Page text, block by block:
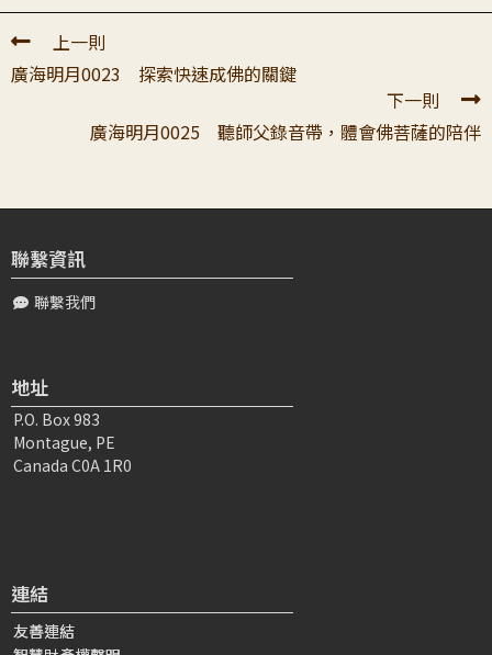
严〇〇2025-09-01 03:31:38
感恩老师明示： 1）我们的心不容易主宰。我们错误以为自
己可以容易为所欲为。 2）我们要认识痛苦是对自己有伤害
練當下轉心 有一條快路、有一條慢路誰將走上慢路、誰將
黃〇〇
跟著師長的教誨訓練自心。速度多快呢...
陳〇〇2022-05-09 22:31:45
頂禮大寶師父老師： 昨天與一同行研討「請為知識若不善
頂禮真如老師的慈悲教授，解析師父舉出法華及華嚴關於進
路遠路的深邃法義。若不是遇到師父老師宣講廣論道次第，
上一則
廣海明月0023 探索快速成佛的關鍵
下一則
廣海明月0025 聽師父錄音帶，體會佛菩薩的陪伴
聯繫資訊
聯繫我們
地址
P.O. Box 983
Montague, PE
Canada C0A 1R0
連結
友善連結